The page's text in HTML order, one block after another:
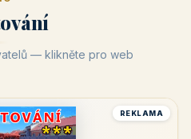
— klikněte pro web
REKLAMA